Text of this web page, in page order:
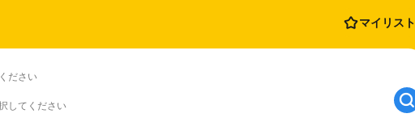
マイリスト
ださい
してください